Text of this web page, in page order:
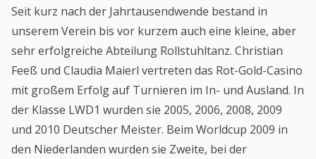
Seit kurz nach der Jahrtausendwende bestand in
unserem Verein bis vor kurzem auch eine kleine, aber
sehr erfolgreiche Abteilung Rollstuhltanz. Christian
Feeß und Claudia Maierl vertreten das Rot-Gold-Casino
mit großem Erfolg auf Turnieren im In- und Ausland. In
der Klasse LWD1 wurden sie 2005, 2006, 2008, 2009
und 2010 Deutscher Meister. Beim Worldcup 2009 in
den Niederlanden wurden sie Zweite, bei der